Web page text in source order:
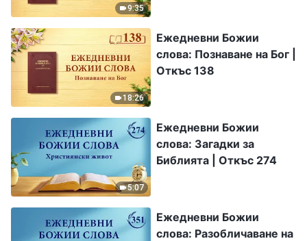
9:35
18:26
Ежедневни Божии
слова: Познаване на Бог |
Откъс 138
5:07
Ежедневни Божии
слова: Загадки за
Библията | Откъс 274
Ежедневни Божии
слова: Разобличаване на